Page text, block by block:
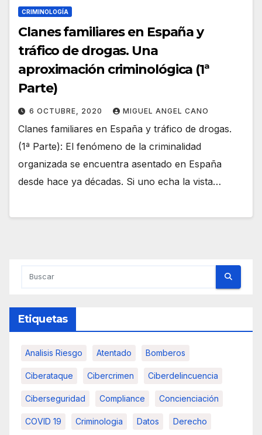
CRIMINOLOGÍA
Clanes familiares en España y
tráfico de drogas. Una
aproximación criminológica (1ª
Parte)
6 OCTUBRE, 2020 MIGUEL ANGEL CANO
Clanes familiares en España y tráfico de drogas.
(1ª Parte): El fenómeno de la criminalidad
organizada se encuentra asentado en España
desde hace ya décadas. Si uno echa la vista…
Etiquetas
Analisis Riesgo Atentado Bomberos
Ciberataque Cibercrimen Ciberdelincuencia
Ciberseguridad Compliance Concienciación
COVID 19 Criminologia Datos Derecho